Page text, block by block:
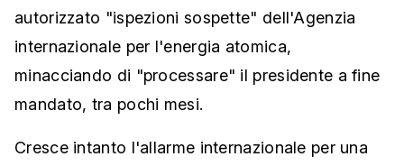
autorizzato "ispezioni sospette" dell'Agenzia
internazionale per l'energia atomica,
minacciando di "processare" il presidente a fine
mandato, tra pochi mesi.
Cresce intanto l'allarme internazionale per una